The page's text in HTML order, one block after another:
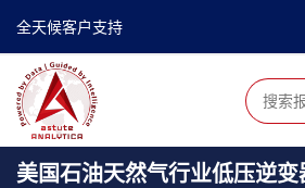
全天候客户支持
美国石油天然气行业低压逆